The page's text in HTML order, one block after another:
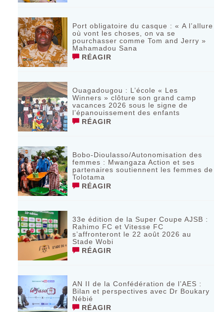
Port obligatoire du casque : « A l’allure
où vont les choses, on va se
pourchasser comme Tom and Jerry »
Mahamadou Sana
RÉAGIR
Ouagadougou : L’école « Les
Winners » clôture son grand camp
vacances 2026 sous le signe de
l’épanouissement des enfants
RÉAGIR
Bobo-Dioulasso/Autonomisation des
femmes : Mwangaza Action et ses
partenaires soutiennent les femmes de
Tolotama
RÉAGIR
33e édition de la Super Coupe AJSB :
Rahimo FC et Vitesse FC
s’affronteront le 22 août 2026 au
Stade Wobi
RÉAGIR
AN II de la Confédération de l’AES :
Bilan et perspectives avec Dr Boukary
Nébié
RÉAGIR